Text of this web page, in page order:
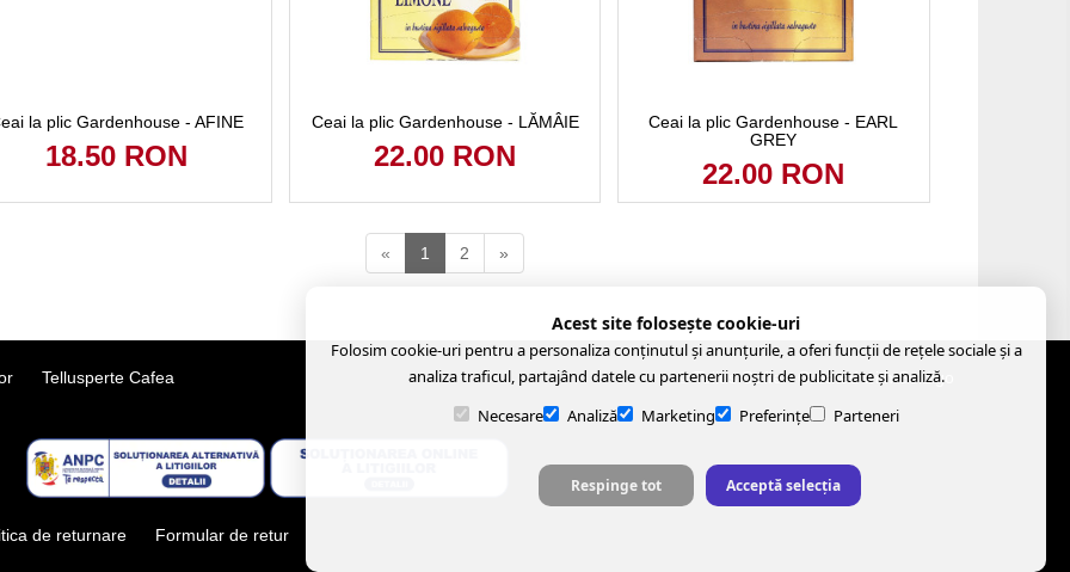
la plic Gardenhouse - AFINE
18.50 RON
Ceai la plic Gardenhouse - LĂMÂIE
22.00 RON
Ceai la plic Gardenhouse - EARL
GREY
22.00 RON
« 1 2 »
Tellusperte Cafea © Tellus Coffe- Created withSoldigo
de returnare Formular de retur
Acest site folosește cookie-uri
Folosim cookie-uri pentru a personaliza conținutul și anunțurile, a oferi funcții de rețele sociale și a
analiza traficul, partajând datele cu partenerii noștri de publicitate și analiză.
Necesare
Analiză Marketing Preferințe Parteneri
Respinge tot Acceptă selecția